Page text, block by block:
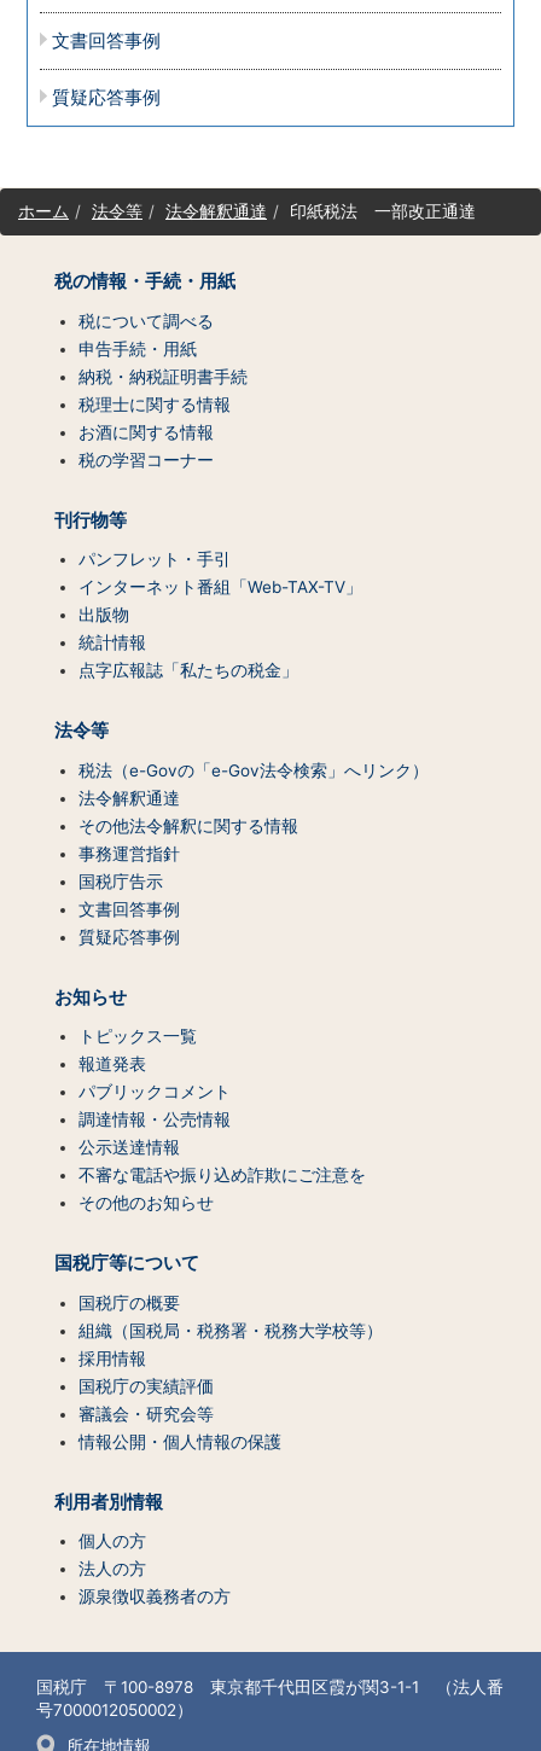
文書回答事例
質疑応答事例
サ
イホーム 法令等 法令解釈通達 印紙税法 一部改正通達
税の情報・手続・用紙
税について調べる
申告手続・用紙
納税・納税証明書手続
税理士に関する情報
お酒に関する情報
税の学習コーナー
刊行物等
パンフレット・手引
インターネット番組「Web-TAX-TV」
出版物
統計情報
点字広報誌「私たちの税金」
法令等
税法（e-Govの「e-Gov法令検索」へリンク）
法令解釈通達
その他法令解釈に関する情報
事務運営指針
国税庁告示
文書回答事例
質疑応答事例
お知らせ
トピックス一覧
報道発表
パブリックコメント
調達情報・公売情報
公示送達情報
不審な電話や振り込め詐欺にご注意を
その他のお知らせ
国税庁等について
国税庁の概要
組織（国税局・税務署・税務大学校等）
採用情報
国税庁の実績評価
審議会・研究会等
情報公開・個人情報の保護
利用者別情報
個人の方
法人の方
源泉徴収義務者の方
国税庁 〒100-8978 東京都千代田区霞が関3-1-1 （法人番
号7000012050002）
所在地情報